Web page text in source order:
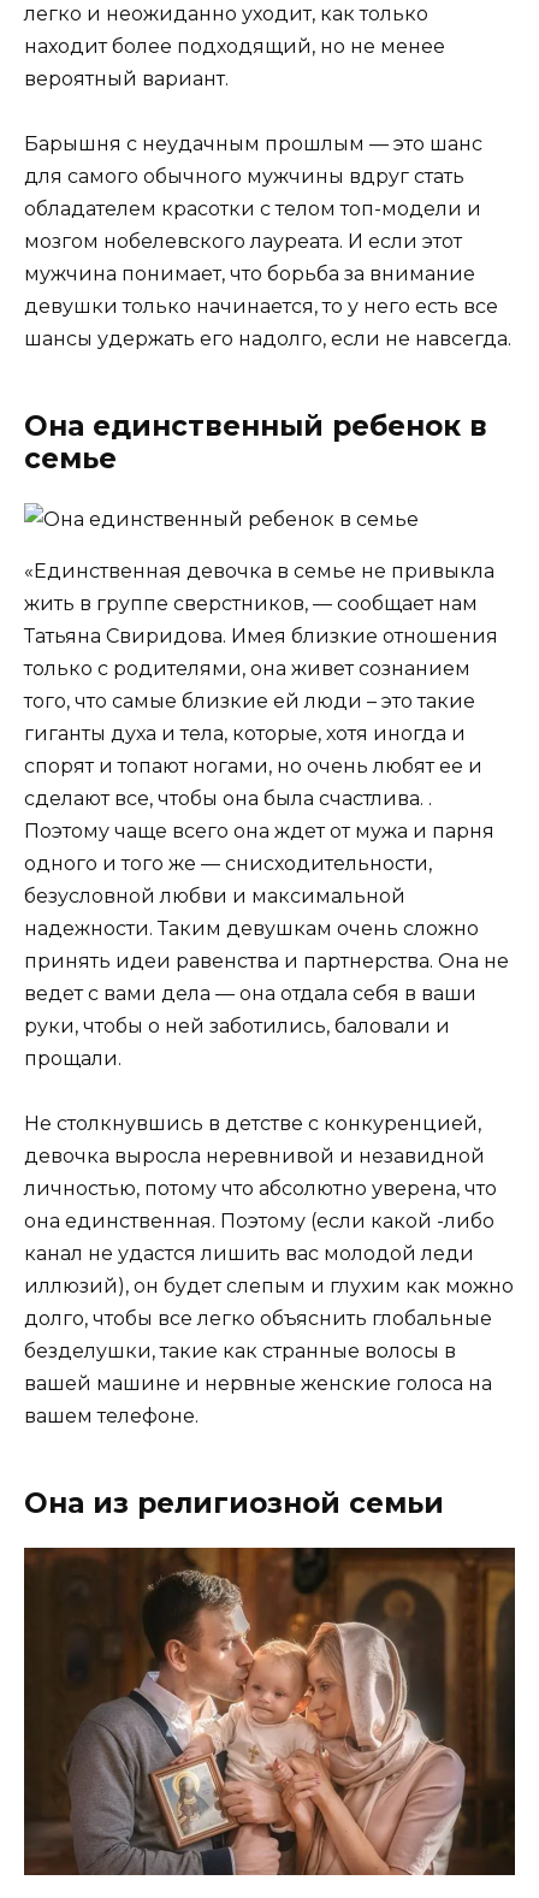
легко и неожиданно уходит, как только
находит более подходящий, но не менее
вероятный вариант.
Барышня с неудачным прошлым — это шанс
для самого обычного мужчины вдруг стать
обладателем красотки с телом топ-модели и
мозгом нобелевского лауреата. И если этот
мужчина понимает, что борьба за внимание
девушки только начинается, то у него есть все
шансы удержать его надолго, если не навсегда.
Она единственный ребенок в
семье
«Единственная девочка в семье не привыкла
жить в группе сверстников, — сообщает нам
Татьяна Свиридова. Имея близкие отношения
только с родителями, она живет сознанием
того, что самые близкие ей люди – это такие
гиганты духа и тела, которые, хотя иногда и
спорят и топают ногами, но очень любят ее и
сделают все, чтобы она была счастлива. .
Поэтому чаще всего она ждет от мужа и парня
одного и того же — снисходительности,
безусловной любви и максимальной
надежности. Таким девушкам очень сложно
принять идеи равенства и партнерства. Она не
ведет с вами дела — она отдала себя в ваши
руки, чтобы о ней заботились, баловали и
прощали.
Не столкнувшись в детстве с конкуренцией,
девочка выросла неревнивой и незавидной
личностью, потому что абсолютно уверена, что
она единственная. Поэтому (если какой -либо
канал не удастся лишить вас молодой леди
иллюзий), он будет слепым и глухим как можно
долго, чтобы все легко объяснить глобальные
безделушки, такие как странные волосы в
вашей машине и нервные женские голоса на
вашем телефоне.
Она из религиозной семьи